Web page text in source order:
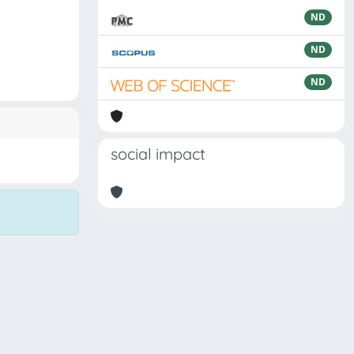
ND
ND
ND
social impact